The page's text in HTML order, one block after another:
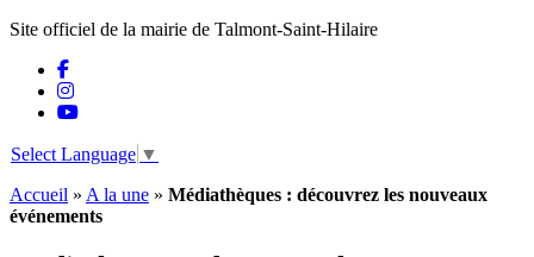
Site officiel de la mairie de Talmont-Saint-Hilaire
Select Language ▼
Accueil » A la une » Médiathèques : découvrez les nouveaux
événements